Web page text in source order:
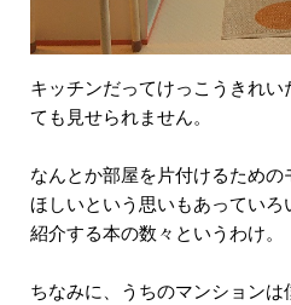
キッチンだってけっこうきれ
ても見せられません。
なんとか部屋を片付けるため
ほしいという思いもあってい
紹介する本の数々というわけ。
ちなみに、うちのマンション